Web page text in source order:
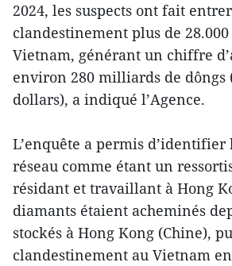
2024, les suspects ont fait entrer
clandestinement plus de
Vietnam, générant un chiffre
environ 280 milliards de dôngs
dollars), a indiqué l’Agence.
L’enquête a permis d’identifier
réseau comme étant un
résidant et travaillant à Hong
diamants étaient acheminés
stockés à Hong Kong (Chine),
clandestinement au Vietnam